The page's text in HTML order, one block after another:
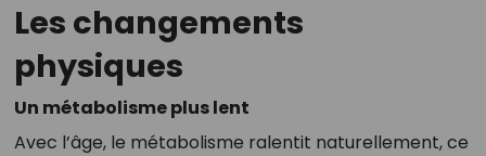
Les changements
physiques
Un métabolisme plus lent
Avec l’âge, le métabolisme ralentit naturellement, ce